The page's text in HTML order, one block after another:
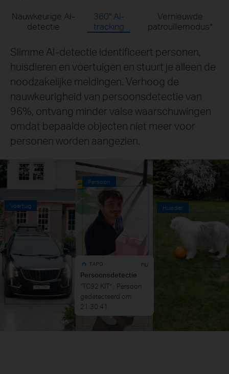
Nauwkeurige AI-
detectie
360° AI-
tracking
Vernieuwde
patrouillemodus*
De camera biedt een bereik van 360° en volgt
nauwkeurig personen, huisdieren en
voertuigen.